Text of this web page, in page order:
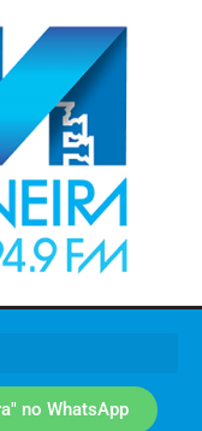
no WhatsApp